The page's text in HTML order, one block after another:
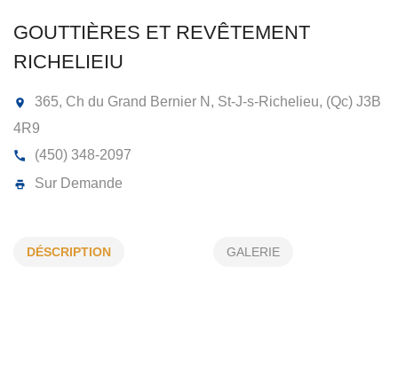
GOUTTIÈRES ET REVÊTEMENT
RICHELIEIU
DÉSCRIPTION GALERIE